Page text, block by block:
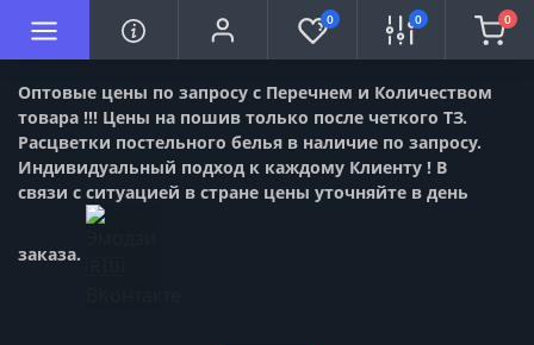
Оптовые цены по запросу с Перечнем и Количеством
товара !!! Цены на пошив только после четкого ТЗ.
Расцветки постельного белья в наличие по запросу.
Индивидуальный подход к каждому Клиенту ! В
связи с ситуацией в стране цены уточняйте в день
заказа.
0 0 0